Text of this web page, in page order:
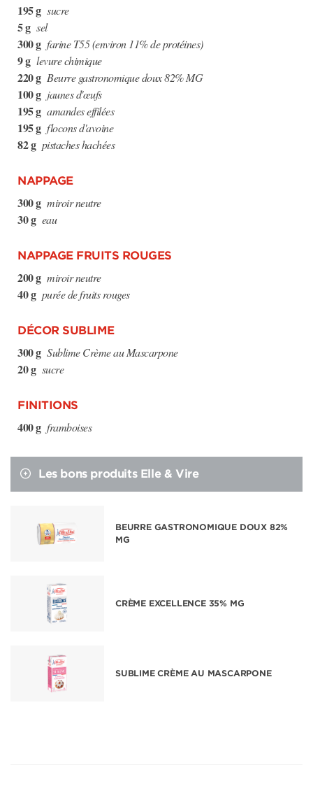
195 g sucre
5 g sel
300 g farine T55 (environ 11% de protéines)
9 g levure chimique
220 g Beurre gastronomique doux 82% MG
100 g jaunes d'œufs
195 g amandes effilées
195 g flocons d'avoine
82 g pistaches hachées
NAPPAGE
300 g miroir neutre
30 g eau
NAPPAGE FRUITS ROUGES
200 g miroir neutre
40 g purée de fruits rouges
DÉCOR SUBLIME
300 g Sublime Crème au Mascarpone
20 g sucre
FINITIONS
400 g framboises
Les bons produits Elle & Vire
BEURRE GASTRONOMIQUE DOUX 82%
MG
CRÈME EXCELLENCE 35% MG
SUBLIME CRÈME AU MASCARPONE